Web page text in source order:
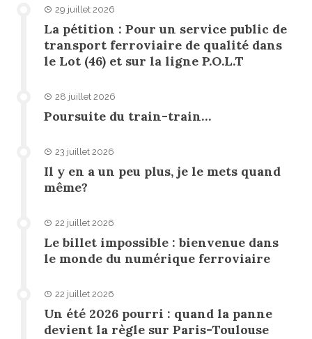
29 juillet 2026
La pétition : Pour un service public de
transport ferroviaire de qualité dans
le Lot (46) et sur la ligne P.O.L.T
28 juillet 2026
Poursuite du train-train…
23 juillet 2026
Il y en a un peu plus, je le mets quand
même?
22 juillet 2026
Le billet impossible : bienvenue dans
le monde du numérique ferroviaire
22 juillet 2026
Un été 2026 pourri : quand la panne
devient la règle sur Paris-Toulouse